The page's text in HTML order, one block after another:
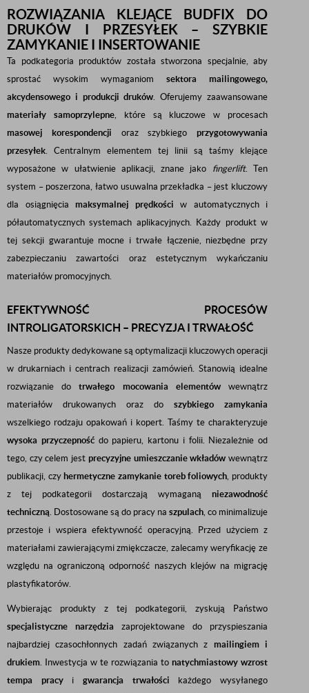
ROZWIĄZANIA KLEJĄCE BUDFIX DO
DRUKÓW I PRZESYŁEK – SZYBKIE
ZAMYKANIE I INSERTOWANIE
Ta podkategoria produktów została stworzona specjalnie, aby
sprostać wysokim wymaganiom sektora mailingowego,
akcydensowego i produkcji druków. Oferujemy zaawansowane
materiały samoprzylepne, które są kluczowe w procesach
masowej korespondencji oraz szybkiego przygotowywania
przesyłek. Centralnym elementem tej linii są taśmy klejące
wyposażone w ułatwienie aplikacji, znane jako fingerlift. Ten
system – poszerzona, łatwo usuwalna przekładka – jest kluczowy
dla osiągnięcia maksymalnej prędkości w automatycznych i
półautomatycznych systemach aplikacyjnych. Każdy produkt w
tej sekcji gwarantuje mocne i trwałe łączenie, niezbędne przy
zabezpieczaniu zawartości oraz estetycznym wykańczaniu
materiałów promocyjnych.
EFEKTYWNOŚĆ PROCESÓW
INTROLIGATORSKICH – PRECYZJA I TRWAŁOŚĆ
Nasze produkty dedykowane są optymalizacji kluczowych operacji
w drukarniach i centrach realizacji zamówień. Stanowią idealne
rozwiązanie dotrwałego mocowania elementówwewnątrz
materiałów drukowanych oraz do szybkiego zamykania
wszelkiego rodzaju opakowań i kopert. Taśmy te charakteryzuje
wysoka przyczepnośćdo papieru, kartonu i folii. Niezależnie od
tego, czy celem jest precyzyjne umieszczanie wkładów wewnątrz
publikacji, czy hermetyczne zamykanie toreb foliowych, produkty
z tej podkategorii dostarczają wymaganą niezawodność
techniczną. Dostosowane są do pracy na szpulach, co minimalizuje
przestoje i wspiera efektywność operacyjną. Przed użyciem z
materiałami zawierającymi zmiękczacze, zalecamy weryfikację ze
względu na ograniczoną odporność naszych klejów na migrację
plastyfikatorów.
Wybierając produkty z tej podkategorii, zyskują Państwo
specjalistyczne narzędzia zaprojektowane do przyspieszania
najbardziej czasochłonnych zadań związanych z mailingiem i
drukiem. Inwestycja w te rozwiązania to natychmiastowy wzrost
tempa pracyigwarancja trwałości każdego wysyłanego